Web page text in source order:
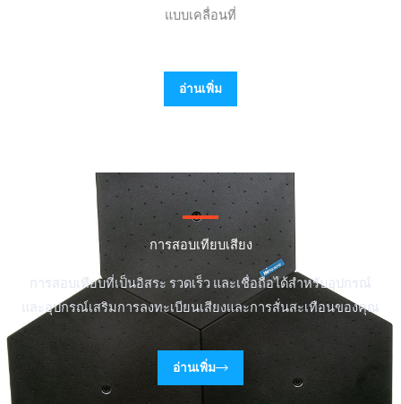
แบบเคลื่อนที่
อ่านเพิ่ม
การสอบเทียบเสียง
การสอบเทียบที่เป็นอิสระ รวดเร็ว และเชื่อถือได้สำหรับอุปกรณ์
และอุปกรณ์เสริมการลงทะเบียนเสียงและการสั่นสะเทือนของคุณ
อ่านเพิ่ม